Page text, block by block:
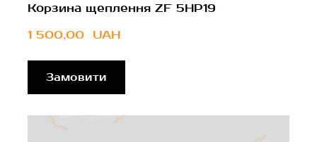
Корзина щеплення ZF 5HP19
1 500,00  UAH
Замовити